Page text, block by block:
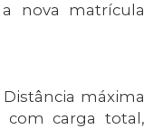
nova matrícula
Distância máxima
com carga total,